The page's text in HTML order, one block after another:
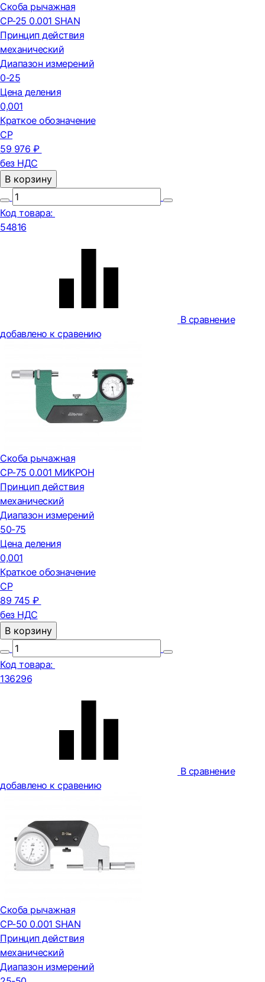
Скоба рычажная
СР-25 0.001 SHAN
Принцип действия
механический
Диапазон измерений
0-25
Цена деления
0,001
Краткое обозначение
СР
59 976 ₽
без НДС
В корзину
Код товара:
54816
В сравнение
добавлено к сравению
Скоба рычажная
СР-75 0.001 МИКРОН
Принцип действия
механический
Диапазон измерений
50-75
Цена деления
0,001
Краткое обозначение
СР
89 745 ₽
без НДС
В корзину
Код товара:
136296
В сравнение
добавлено к сравению
Скоба рычажная
СР-50 0.001 SHAN
Принцип действия
механический
Диапазон измерений